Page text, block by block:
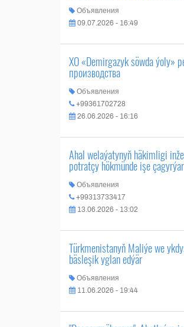
Объявления
09.07.2026 - 16:49
ХО «Demirgazyk söwda ýoly»
производства
Объявления
+99361702728
26.06.2026 - 16:16
Ahal welaýatynyň häkimligi
potratçy hökmünde işe çagyrýar
Объявления
+99313733417
13.06.2026 - 13:02
Türkmenistanyň Maliýe we
bäsleşik yglan edýär
Объявления
11.06.2026 - 19:44